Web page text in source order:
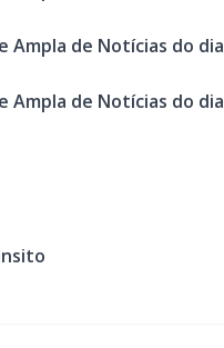
Ampla de Notícias do dia
Ampla de Notícias do dia